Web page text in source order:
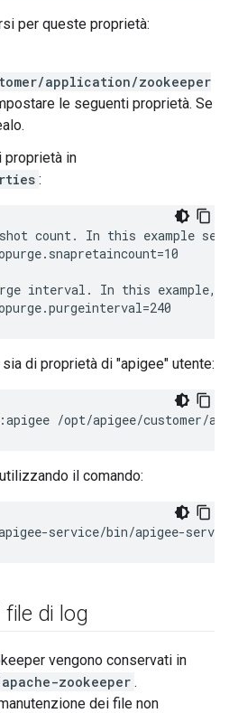
per queste proprietà:
application/zookeeper
le seguenti proprietà. Se
proprietà in
:
count. In this example
interval. In this example,
di proprietà di "apigee" utente:
/opt/apigee/customer/
il comando:
service/bin/apigee-
file di log
vengono conservati in
zookeeper .
dei file non